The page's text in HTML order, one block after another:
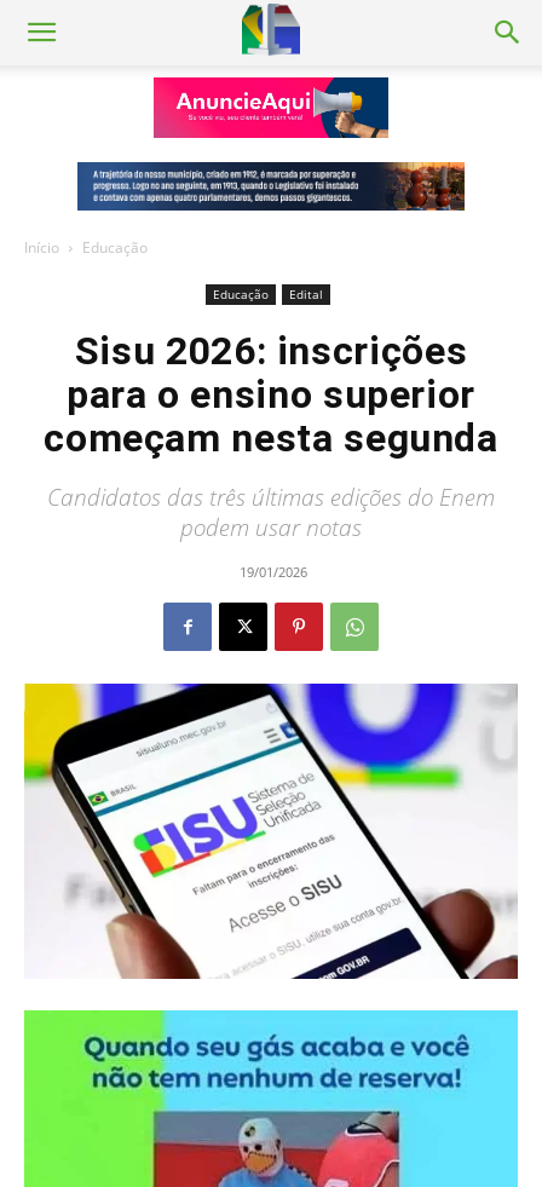
Início Educação
Educação Edital
Sisu 2026: inscrições
para o ensino superior
começam nesta segunda
Candidatos das três últimas edições do Enem
podem usar notas
19/01/2026